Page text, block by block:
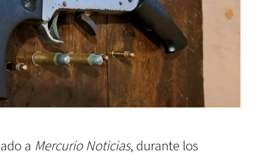
a Mercurio Noticias, durante los